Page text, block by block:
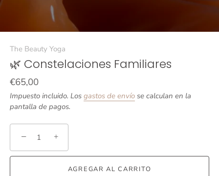
The Beauty Yoga
🌿 Constelaciones Familiares
€65,00
Impuesto incluido. Los gastos de envío se calculan en la
pantalla de pagos.
− +
AGREGAR AL CARRITO